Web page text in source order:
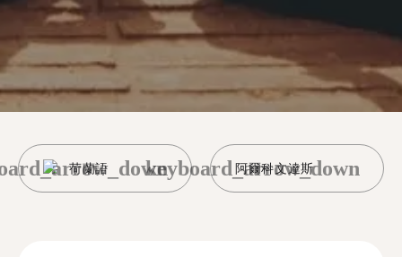
荷蘭語 阿爾科文達斯
keyboard_arrow_down